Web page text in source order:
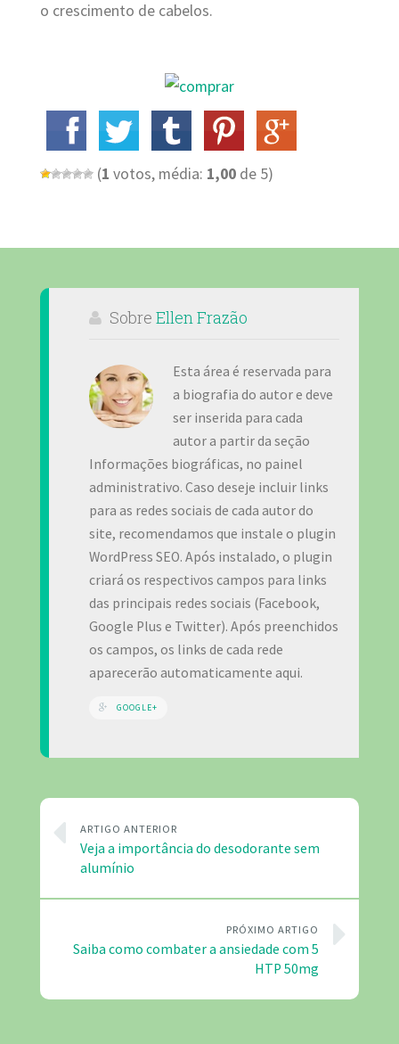
o crescimento de cabelos.
(1 votos, média: 1,00de 5)
Sobre Ellen Frazão
Esta área é reservada para
a biografia do autor e deve
ser inserida para cada
autor a partir da seção
Informações biográficas, no painel
administrativo. Caso deseje incluir links
para as redes sociais de cada autor do
site, recomendamos que instale o plugin
WordPress SEO. Após instalado, o plugin
criará os respectivos campos para links
das principais redes sociais (Facebook,
Google Plus e Twitter). Após preenchidos
os campos, os links de cada rede
aparecerão automaticamente aqui.
GOOGLE+
ARTIGO ANTERIOR
Veja a importância do desodorante sem
alumínio
PRÓXIMO ARTIGO
Saiba como combater a ansiedade com 5
HTP 50mg